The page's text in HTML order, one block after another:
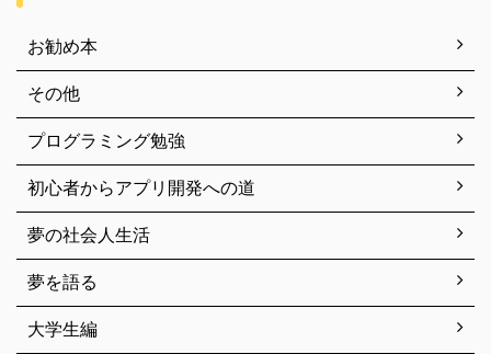
お勧め本
その他
プログラミング勉強
初心者からアプリ開発への道
夢の社会人生活
夢を語る
大学生編